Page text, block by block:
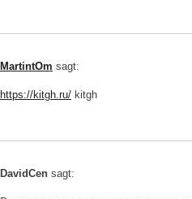
MartintOm sagt:
https://kitgh.ru/ kitgh
DavidCen sagt: